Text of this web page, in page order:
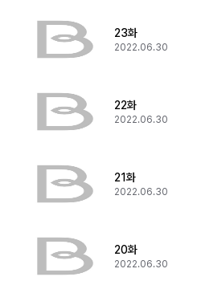
23화
2022.06.30
22화
2022.06.30
21화
2022.06.30
20화
2022.06.30